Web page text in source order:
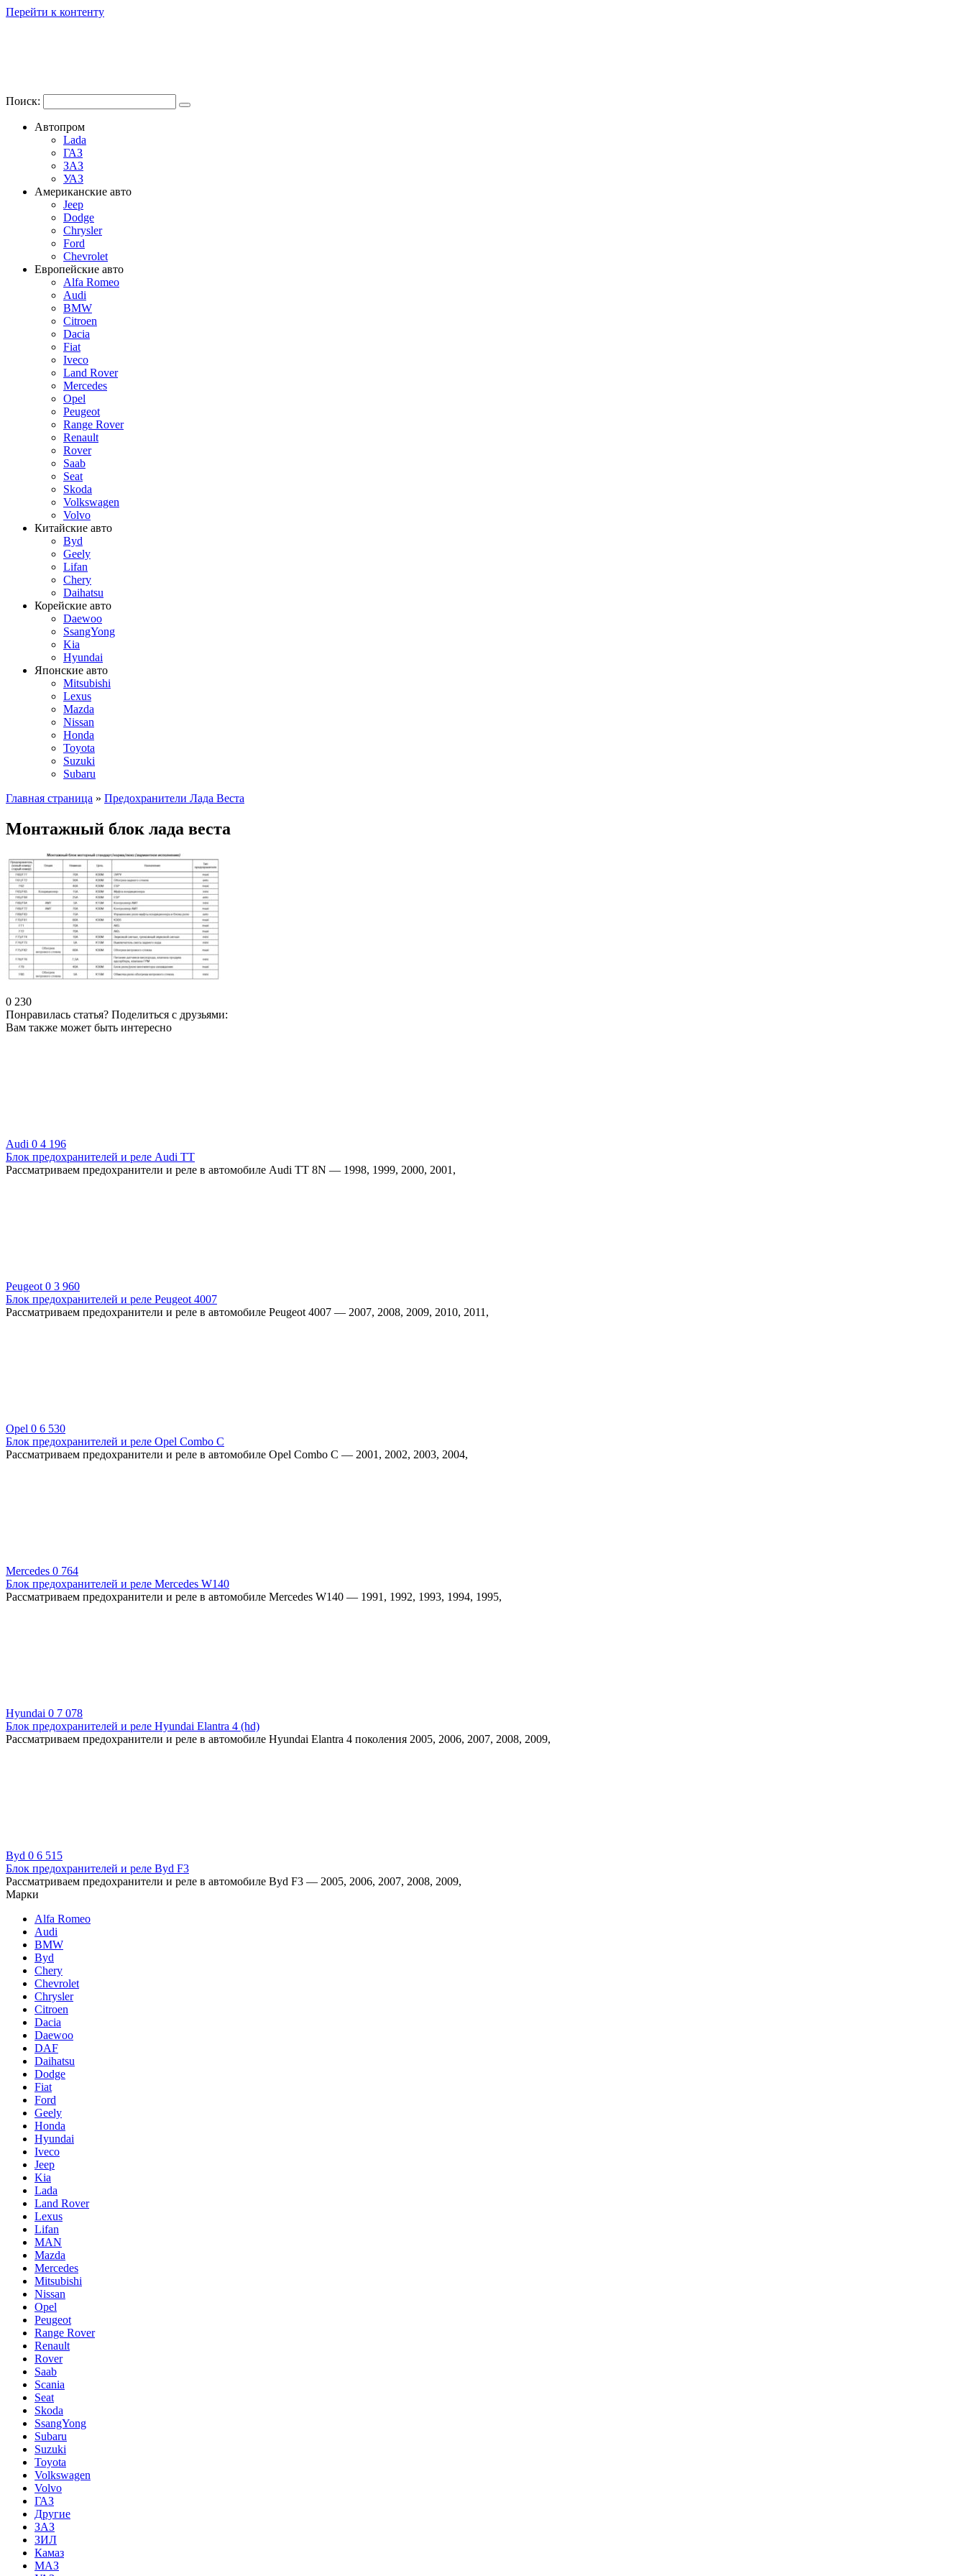
Перейти к контенту
Поиск:
Автопром
Lada
ГАЗ
ЗАЗ
УАЗ
Американские авто
Jeep
Dodge
Chrysler
Ford
Chevrolet
Европейские авто
Alfa Romeo
Audi
BMW
Citroen
Dacia
Fiat
Iveco
Land Rover
Mercedes
Opel
Peugeot
Range Rover
Renault
Rover
Saab
Seat
Skoda
Volkswagen
Volvo
Китайские авто
Byd
Geely
Lifan
Chery
Daihatsu
Корейские авто
Daewoo
SsangYong
Kia
Hyundai
Японские авто
Mitsubishi
Lexus
Mazda
Nissan
Honda
Toyota
Suzuki
Subaru
Главная страница » Предохранители Лада Веста
Монтажный блок лада веста
0 230
Понравилась статья? Поделиться с друзьями:
Вам также может быть интересно
Audi 0 4 196
Блок предохранителей и реле Audi TT
Рассматриваем предохранители и реле в автомобиле Audi TT 8N — 1998, 1999, 2000, 2001,
Peugeot 0 3 960
Блок предохранителей и реле Peugeot 4007
Рассматриваем предохранители и реле в автомобиле Peugeot 4007 — 2007, 2008, 2009, 2010, 2011,
Opel 0 6 530
Блок предохранителей и реле Opel Combo С
Рассматриваем предохранители и реле в автомобиле Opel Combo С — 2001, 2002, 2003, 2004,
Mercedes 0 764
Блок предохранителей и реле Mercedes W140
Рассматриваем предохранители и реле в автомобиле Mercedes W140 — 1991, 1992, 1993, 1994, 1995,
Hyundai 0 7 078
Блок предохранителей и реле Hyundai Elantra 4 (hd)
Рассматриваем предохранители и реле в автомобиле Hyundai Elantra 4 поколения 2005, 2006, 2007, 2008, 2009,
Byd 0 6 515
Блок предохранителей и реле Byd F3
Рассматриваем предохранители и реле в автомобиле Byd F3 — 2005, 2006, 2007, 2008, 2009,
Марки
Alfa Romeo
Audi
BMW
Byd
Chery
Chevrolet
Chrysler
Citroen
Dacia
Daewoo
DAF
Daihatsu
Dodge
Fiat
Ford
Geely
Honda
Hyundai
Iveco
Jeep
Kia
Lada
Land Rover
Lexus
Lifan
MAN
Mazda
Mercedes
Mitsubishi
Nissan
Opel
Peugeot
Range Rover
Renault
Rover
Saab
Scania
Seat
Skoda
SsangYong
Subaru
Suzuki
Toyota
Volkswagen
Volvo
ГАЗ
Другие
ЗАЗ
ЗИЛ
Камаз
МАЗ